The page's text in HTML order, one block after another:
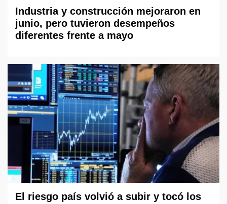
Industria y construcción mejoraron en
junio, pero tuvieron desempeños
diferentes frente a mayo
El riesgo país volvió a subir y tocó los